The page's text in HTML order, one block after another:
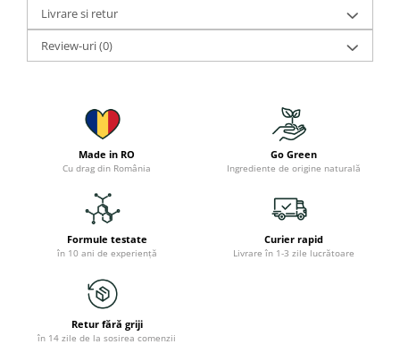
Livrare si retur
Review-uri(0)
Made in RO
Cu drag din România
Go Green
Ingrediente de origine naturală
Formule testate
în 10 ani de experiență
Curier rapid
Livrare în 1-3 zile lucrătoare
Retur fără griji
în 14 zile de la sosirea comenzii